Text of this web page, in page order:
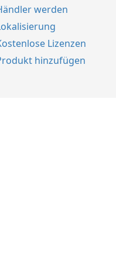
werden
Lizenzen
hinzufügen